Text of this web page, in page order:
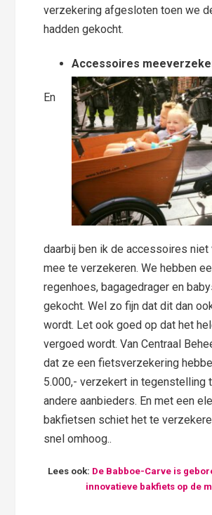
verzekering afgesloten toen we
hadden gekocht.
Accessoires
En
daarbij ben ik de accessoires niet
mee te verzekeren. We hebben
regenhoes, bagagedrager en
gekocht. Wel zo fijn dat dit dan
wordt. Let ook goed op dat het
vergoed wordt. Van Centraal
dat ze een fietsverzekering
5.000,- verzekert in tegenstelling
andere aanbieders. En met een
bakfietsen schiet het te
snel omhoog..
Lees ook: De Babboe-Carve is
innovatieve bakfiets op de